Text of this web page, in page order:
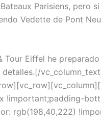
Parisiens, pero
Vedette de Pont
Eiffel he
!important;padding-
rgb(198,40,222)